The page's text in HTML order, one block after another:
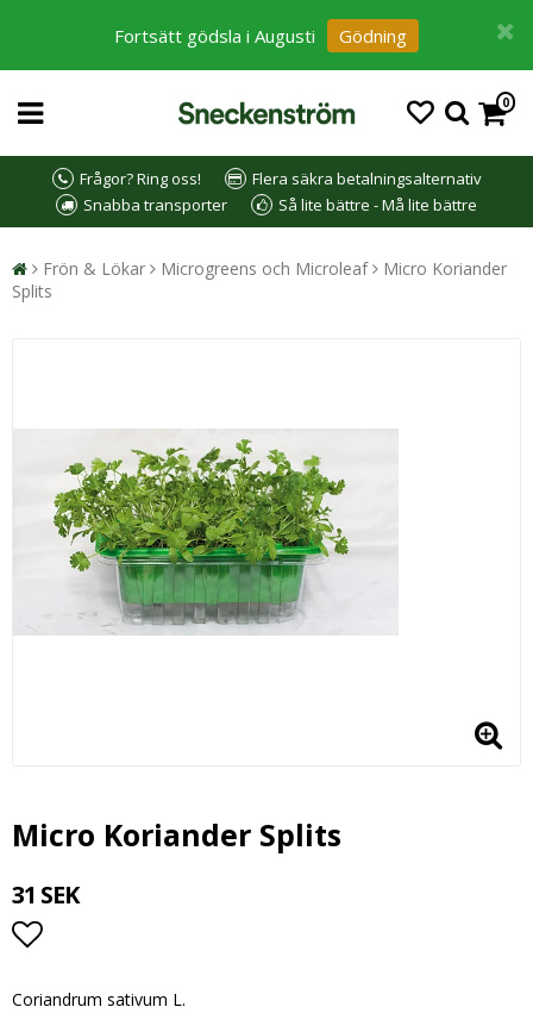
Fortsätt gödsla i Augusti Gödning
0
Frågor? Ring oss!
Flera säkra betalningsalternativ
Snabba transporter
Så lite bättre - Må lite bättre
Frön & Lökar Microgreens och Microleaf
Micro Koriander
Splits
Micro Koriander Splits
31 SEK
Coriandrum sativum L.